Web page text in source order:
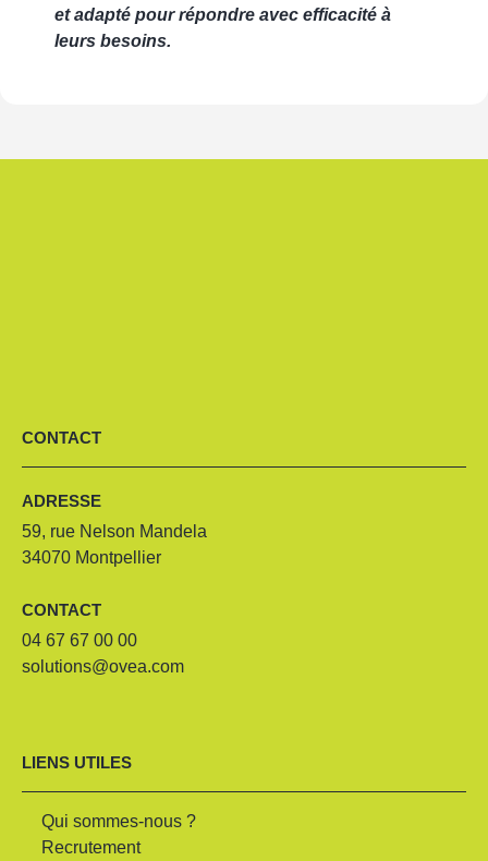
et adapté pour répondre avec efficacité à
leurs besoins.
CONTACT
ADRESSE
59, rue Nelson Mandela
34070 Montpellier
CONTACT
04 67 67 00 00
solutions@ovea.com
LIENS UTILES
Qui sommes-nous ?
Recrutement